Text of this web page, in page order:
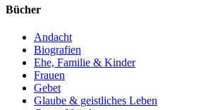
Bücher
Andacht
Biografien
Ehe, Familie & Kinder
Frauen
Gebet
Glaube & geistliches Leben